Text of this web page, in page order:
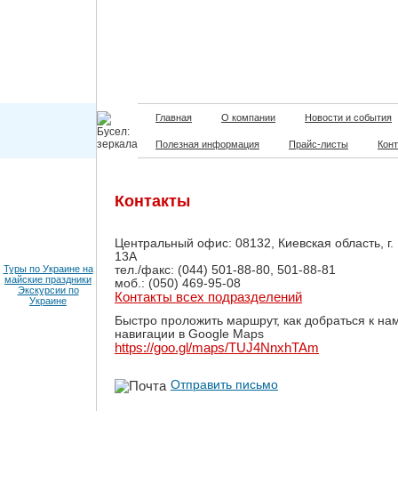
Главная О компании Новости и события
Полезная информация Прайс-листы
Туры по Украине на
майские праздники
Экскурсии по
Украине
Контакты
Центральный офис: 08132, Киевская область,
13А
тел./факс: (044) 501-88-80, 501-88-81
моб.: (050) 469-95-08
Контакты всех подразделений
Быстро проложить маршрут, как добраться к
навигации в Google Maps
https://goo.gl/maps/TUJ4NnxhTAm
Отправить письмо